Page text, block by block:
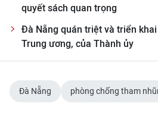
quyết sách quan trọng
Đà Nẵng quán triệt và triển
Trung ương, của Thành ủy
Đà Nẵng phòng chống tham